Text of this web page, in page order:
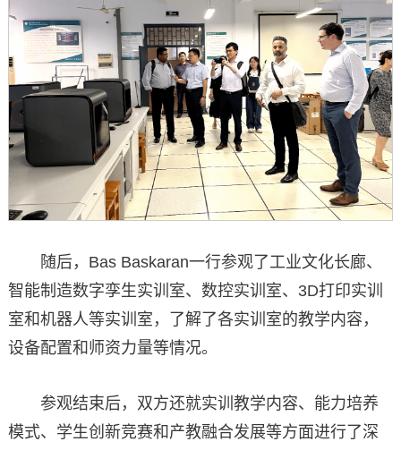
随后，Bas Baskaran一行参观了工业文化长廊、
智能制造数字孪生实训室、数控实训室、3D打印实训
室和机器人等实训室，了解了各实训室的教学内容，
设备配置和师资力量等情况。
参观结束后，双方还就实训教学内容、能力培养
模式、学生创新竞赛和产教融合发展等方面进行了深